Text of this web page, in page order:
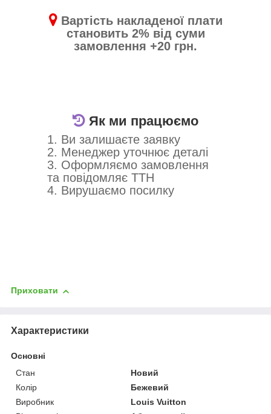
Як ми працюємо
1. Ви залишаєте заявку
2. Менеджер уточнює деталі
3. Оформляємо замовлення
та повідомляє ТТН
4. Вирушаємо посилку
Вартість накладеної плати
становить 2% від суми
замовлення +20 грн.
Приховати
Характеристики
Основні
Стан
Новий
Колір
Бежевий
Виробник
Louis Vuitton